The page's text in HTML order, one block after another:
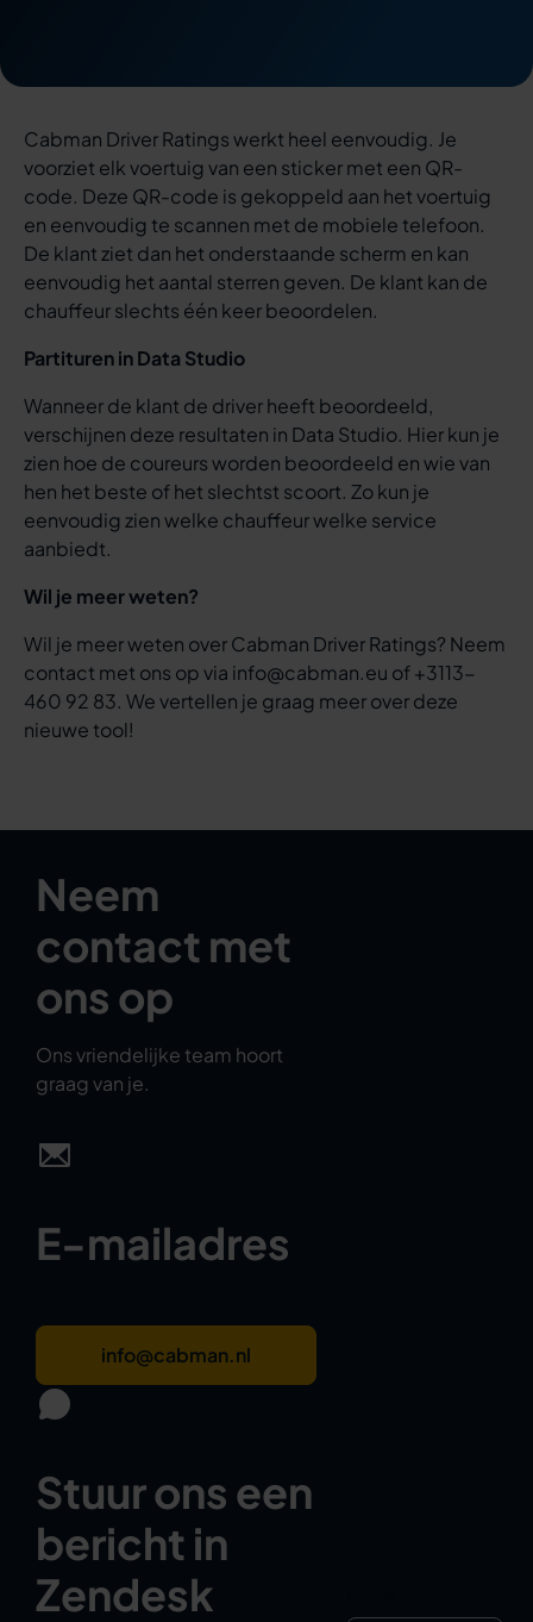
Cabman Driver Ratings werkt heel eenvoudig. Je
voorziet elk voertuig van een sticker met een QR-
code. Deze QR-code is gekoppeld aan het voertuig
en eenvoudig te scannen met de mobiele telefoon.
De klant ziet dan het onderstaande scherm en kan
eenvoudig het aantal sterren geven. De klant kan de
chauffeur slechts één keer beoordelen.
Partituren in Data Studio
Wanneer de klant de driver heeft beoordeeld,
verschijnen deze resultaten in Data Studio. Hier kun je
zien hoe de coureurs worden beoordeeld en wie van
hen het beste of het slechtst scoort. Zo kun je
eenvoudig zien welke chauffeur welke service
aanbiedt.
Wil je meer weten?
Wil je meer weten over Cabman Driver Ratings? Neem
contact met ons op via info@cabman.eu of +3113-
460 92 83. We vertellen je graag meer over deze
nieuwe tool!
Neem
contact met
ons op
Ons vriendelijke team hoort
graag van je.
E-mailadres
info@cabman.nl
Stuur ons een
bericht in
Zendesk